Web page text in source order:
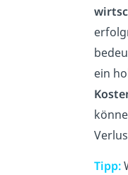
ein
Tipp: